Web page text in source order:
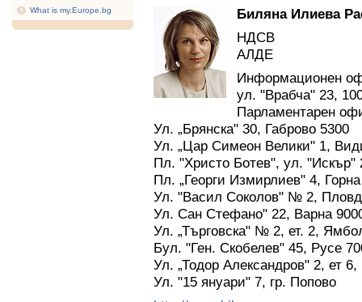
What is my.Europe.bg
Биляна Илиева
НДСВ
АЛДЕ
Информационен
ул. "Врабча" 23,
Парламентарен
Ул. „Брянска" 30, Габрово 5300
Ул. „Цар Симеон Велики" 1,
Пл. "Христо Ботев", ул. "Искър"
Пл. „Георги Измирлиев" 4,
Ул. "Васил Соколов" № 2,
Ул. Сан Стефано" 22, Варна
Ул. „Търговска" № 2, ет. 2,
Бул. "Ген. Скобелев" 45, Русе
Ул. „Тодор Александров" 2, ет
Ул. "15 януари" 7, гр. Попово